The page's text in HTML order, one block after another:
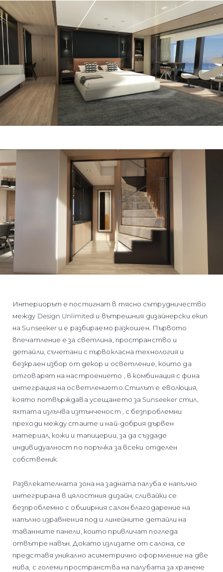
Интериорът е постигнат в тясно сътрудничество
между Design Unlimited и вътрешния дизайнерски екип
на Sunseeker и е разбираемо разкошен. Първото
впечатление е за светлина, пространство и
детайли, съчетани с първокласна технология и
безкраен избор от декор и осветление, които да
отговарят на настроението , в комбинация с фина
интеграция на осветлението.Стилът е еволюция,
която потвърждава усещането за Sunseeker стил,
яхтата излъчва изтънченост , с безпроблемни
преходи между стаите и най-добрия дървен
материал, кожи и тапицерии, за да създаде
индивидуалност по поръчка за всеки отделен
собственик.
Развлекателната зона на задната палуба е напълно
интегрирана в цялостния дизайн, сливайки се
безпроблемно с обширния салон благодарение на
напълно изравнения под и линейните детайли на
таванните панели, които привличат погледа
отвътре навън. Докато излизате от салона, се
представя уникално асиметрично оформление на две
нива, с големи пространства на палубата за хранене